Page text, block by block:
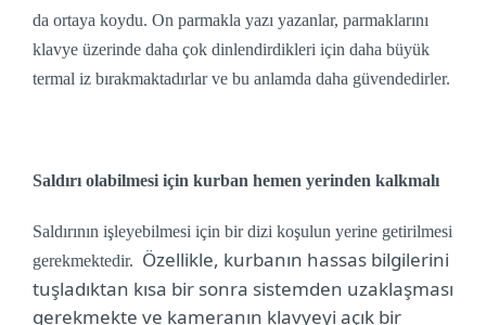
da ortaya koydu. On parmakla yazı yazanlar, parmaklarını
klavye üzerinde daha çok dinlendirdikleri için daha büyük
termal iz bırakmaktadırlar ve bu anlamda daha güvendedirler.
Saldırı olabilmesi için kurban hemen yerinden kalkmalı
Saldırının işleyebilmesi için bir dizi koşulun yerine getirilmesi
gerekmektedir. Özellikle, kurbanın hassas bilgilerini
tuşladıktan kısa bir sonra sistemden uzaklaşması
gerekmekte ve kameranın klavyeyi açık bir